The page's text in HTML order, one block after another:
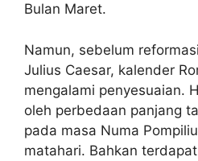
Bulan Maret.
Namun, sebelum
Julius Caesar, kalender
mengalami penyesuaian.
oleh perbedaan panjang
pada masa Numa
matahari. Bahkan